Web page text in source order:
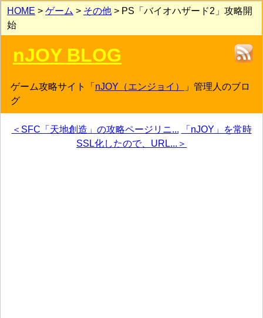
HOME > ゲーム > その他 > PS「バイオハザード2」攻略開
始
nJOY BLOG
ゲーム攻略サイト「 nJOY（エンジョイ）
」管理人のブロ
グ
＜SFC「天地創造」の攻略ページリニ...
「nJOY」を常時
SSL化したので、URL...＞